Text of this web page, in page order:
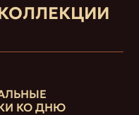
КО ДНЮ